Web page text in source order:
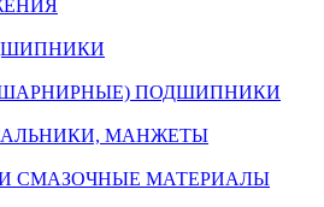
ПОДШИПНИКИ
МАНЖЕТЫ
СМАЗОЧНЫЕ МАТЕРИАЛЫ